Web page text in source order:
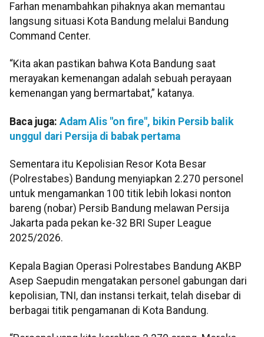
Farhan menambahkan pihaknya akan memantau
langsung situasi Kota Bandung melalui Bandung
Command Center.
“Kita akan pastikan bahwa Kota Bandung saat
merayakan kemenangan adalah sebuah perayaan
kemenangan yang bermartabat,” katanya.
Baca juga: Adam Alis "on fire", bikin Persib balik
unggul dari Persija di babak pertama
Sementara itu Kepolisian Resor Kota Besar
(Polrestabes) Bandung menyiapkan 2.270 personel
untuk mengamankan 100 titik lebih lokasi nonton
bareng (nobar) Persib Bandung melawan Persija
Jakarta pada pekan ke-32 BRI Super League
2025/2026.
Kepala Bagian Operasi Polrestabes Bandung AKBP
Asep Saepudin mengatakan personel gabungan dari
kepolisian, TNI, dan instansi terkait, telah disebar di
berbagai titik pengamanan di Kota Bandung.